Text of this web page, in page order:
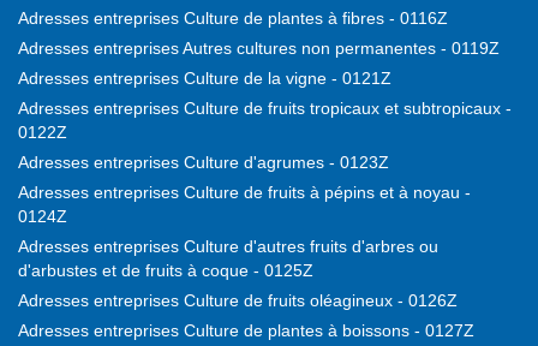
Adresses entreprises Culture de plantes à fibres - 0116Z
Adresses entreprises Autres cultures non permanentes - 0119Z
Adresses entreprises Culture de la vigne - 0121Z
Adresses entreprises Culture de fruits tropicaux et subtropicaux -
0122Z
Adresses entreprises Culture d'agrumes - 0123Z
Adresses entreprises Culture de fruits à pépins et à noyau -
0124Z
Adresses entreprises Culture d'autres fruits d'arbres ou
d'arbustes et de fruits à coque - 0125Z
Adresses entreprises Culture de fruits oléagineux - 0126Z
Adresses entreprises Culture de plantes à boissons - 0127Z